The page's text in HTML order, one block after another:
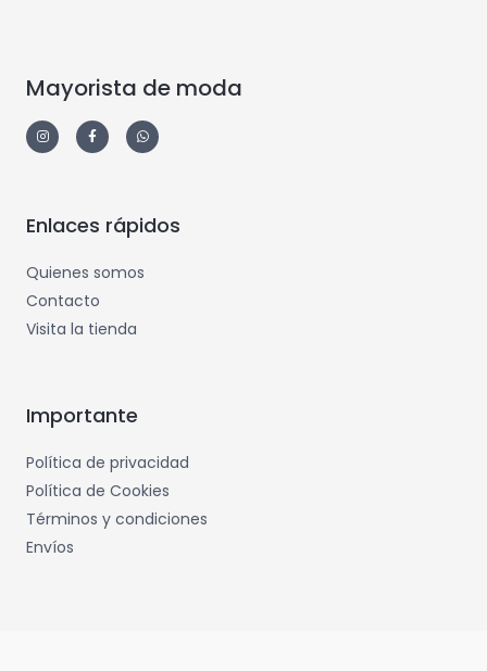
Mayorista de moda
Enlaces rápidos
Quienes somos
Contacto
Visita la tienda
Importante
Política de privacidad
Política de Cookies
Términos y condiciones
Envíos